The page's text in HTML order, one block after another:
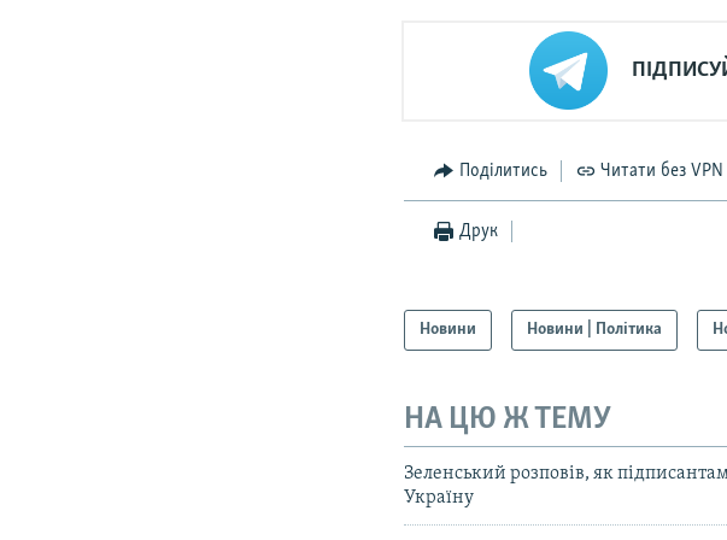
Поділитись Читати без VPN
Друк
Новини Новини | Політика
НА ЦЮ Ж ТЕМУ
Зеленський розповів, як
Україну